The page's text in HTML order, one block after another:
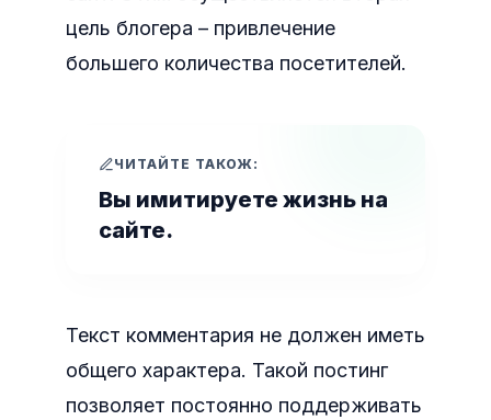
цель блогера – привлечение
большего количества посетителей.
ЧИТАЙТЕ ТАКОЖ:
Вы имитируете жизнь на
сайте.
Текст комментария не должен иметь
общего характера. Такой постинг
позволяет постоянно поддерживать